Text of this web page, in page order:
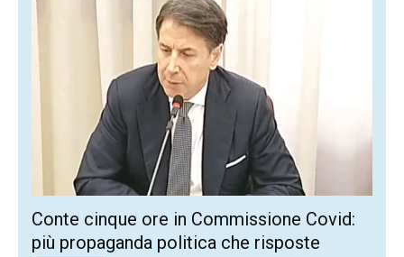
Conte cinque ore in Commissione Covid:
più propaganda politica che risposte